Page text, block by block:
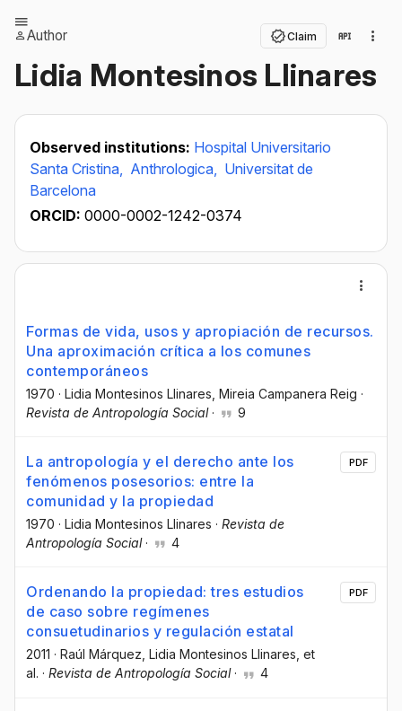
Author Claim
Lidia Montesinos Llinares
Observed institutions: Hospital Universitario
Santa Cristina, Anthrologica, Universitat de
Barcelona
ORCID: 0000-0002-1242-0374
Formas de vida, usos y apropiación de recursos.
Una aproximación crítica a los comunes
contemporáneos
1970 · Lidia Montesinos Llinares , Mireia Campanera Reig ·
Revista de Antropología Social· 9
La antropología y el derecho ante los
fenómenos posesorios: entre la
comunidad y la propiedad
1970 · Lidia Montesinos Llinares · Revista de
Antropología Social· 4
PDF
Ordenando la propiedad: tres estudios
de caso sobre regímenes
consuetudinarios y regulación estatal
2011 · Raúl Márquez , Lidia Montesinos Llinares , et
al. · Revista de Antropología Social· 4
PDF